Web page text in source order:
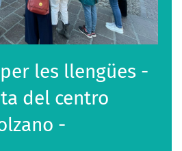
les llengües -
del centro
-